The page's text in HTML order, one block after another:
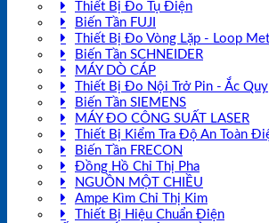
Thiết Bị Đo Tụ Điện
Biến Tần FUJI
Thiết Bị Đo Vòng Lặp - Loop
Biến Tần SCHNEIDER
MÁY DÒ CÁP
Thiết Bị Đo Nội Trở Pin - Ắc Quy
Biến Tần SIEMENS
MÁY ĐO CÔNG SUẤT LASER
Thiết Bị Kiểm Tra Độ An Toàn
Biến Tần FRECON
Đồng Hồ Chỉ Thị Pha
NGUỒN MỘT CHIỀU
Ampe Kìm Chỉ Thị Kim
Thiết Bị Hiệu Chuẩn Điện